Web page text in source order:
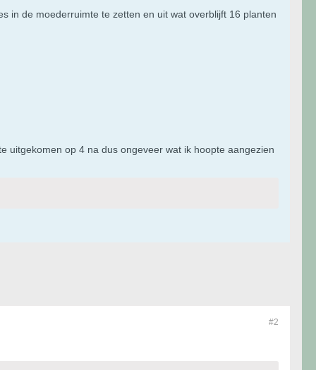
in de moederruimte te zetten en uit wat overblijft 16 planten
uitgekomen op 4 na dus ongeveer wat ik hoopte aangezien
#2